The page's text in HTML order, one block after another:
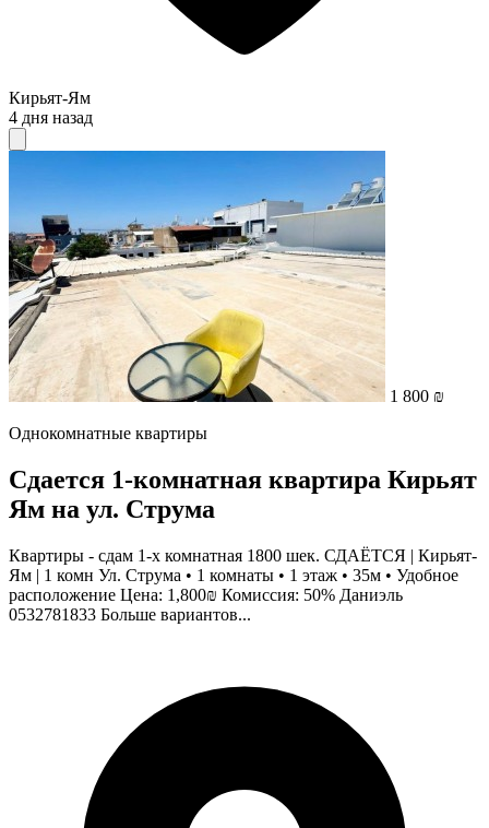
Кирьят-Ям
4 дня назад
1 800 ₪
Однокомнатные квартиры
Сдается 1-комнатная квартира Кирьят
Ям на ул. Струма
Квартиры - сдам 1-х комнатная 1800 шек. СДАЁТСЯ | Кирьят-
Ям | 1 комн Ул. Струма • 1 комнаты • 1 этаж • 35м • Удобное
расположение Цена: 1,800₪ Комиссия: 50% Даниэль
0532781833 Больше вариантов...